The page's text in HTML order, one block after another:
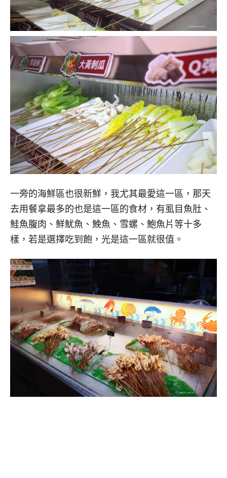
一旁的海鮮區也很新鮮，我尤其最愛這一區，那天
去用餐拿最多的也是這一區的食材，有虱目魚肚、
鮭魚腹肉、鮮魷魚、鮸魚、雪螺、鮑魚片等十多
樣，若是選擇吃到飽，光是這一區就很值。